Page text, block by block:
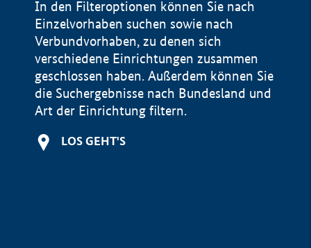
In den Filteroptionen können Sie nach
Einzelvorhaben suchen sowie nach
Verbundvorhaben, zu denen sich
verschiedene Einrichtungen zusammen
geschlossen haben. Außerdem können Sie
die Suchergebnisse nach Bundesland und
Art der Einrichtung filtern.
LOS GEHT'S